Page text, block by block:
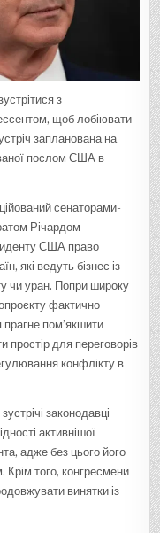
з
щоб лобіювати
запланована на
послом США в
сенаторами-
Річардом
США право
які ведуть бізнес із
чи уран. Попри широку
фактично
пом’якшити
простір для переговорів
конфлікту в
законодавці
активнішої
адже без цього його
Крім того, конгресмени
винятки із